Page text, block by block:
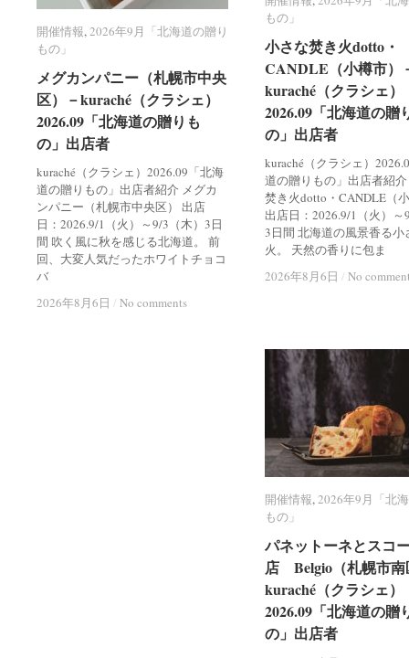
もの」
小さな焚き火dotto・
CANDLE（小樽市）
kuraché（クラシェ）
2026.09「北海道の贈
の」出店者
kuraché（クラシェ）
道の贈りもの」出店者紹
焚き火dotto・CANDLE（
出店日：2026.9/1（火）～
3日間 北海道の風景香る小
火。 天然の香りに包ま
2026年8月6日 / No
もの」
小さな焚き火dotto・
CANDLE（小樽市）
kuraché（クラシェ）
2026.09「北海道の贈
の」出店者
2026年8月6日 / No
開催情報,2026年9月「北海道の贈り
もの」
メグカンパニー（札幌市中央
区）－kuraché（クラシェ）
2026.09「北海道の贈りも
の」出店者
kuraché（クラシェ）2026.09「北海
道の贈りもの」出店者紹介 メグカ
ンパニー（札幌市中央区） 出店
日：2026.9/1（火）～9/3（木）3日
間 吹く風に秋を感じる北海道。 前
回、大変人気だったホワイトチョコ
バ
2026年8月6日 / No comments
開催情報 2026年9月「北海道の贈り
もの」
メグカンパニー（札幌市中央
区）－kuraché（クラシェ）
2026.09「北海道の贈りも
の」出店者
2026年8月6日 / No comments
開催情報,2026年9月「北
もの」
パネットーネとスコ
店 Belgio（札幌市南
kuraché（クラシェ）
2026.09「北海道の贈
の」出店者
開催情報 2026年9月「北
もの」
パネットーネとスコ
店 Belgio（札幌市南
kuraché（クラシェ）
2026.09「北海道の贈
の」出店者